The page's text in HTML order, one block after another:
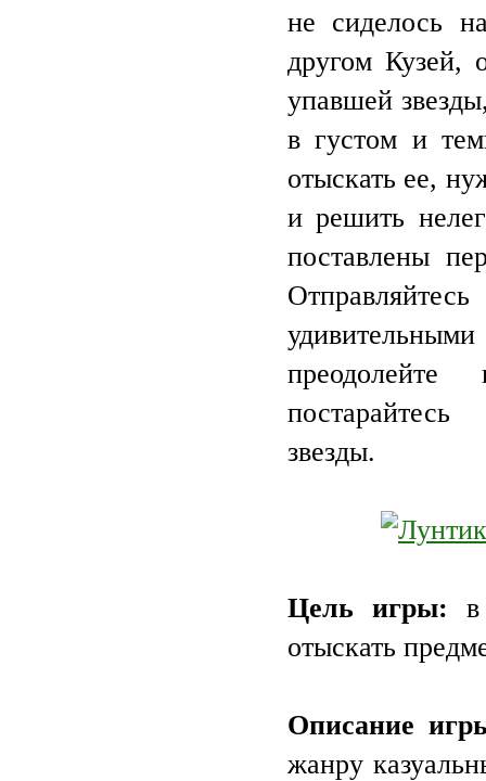
не сиделось
другом Кузей,
упавшей
в густом и
отыскать ее,
и решить
поставлены
звезды.
Цель игры: в
отыскать
Описание
жанру